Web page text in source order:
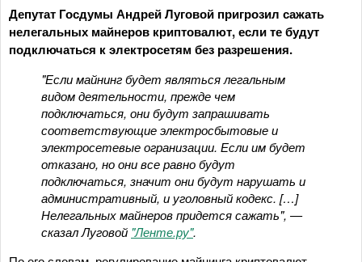
Депутат Госдумы Андрей Луговой пригрозил сажать
нелегальных майнеров криптовалют, если те будут
подключаться к электросетям без разрешения.
"Если майнинг будет являться легальным
видом деятельности, прежде чем
подключаться, они будут запрашивать
соответствующие электросбытовые и
электросетевые огранизации. Если им будет
отказано, но они все равно будут
подключаться, значит они будут нарушать и
административный, и уголовный кодекс. […]
Нелегальных майнеров придется сажать", —
сказал Луговой "Ленте.ру".